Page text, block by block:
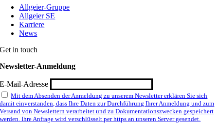
Allgeier-Gruppe
Allgeier SE
Karriere
News
Get in touch
Newsletter-Anmeldung
E-Mail-Adresse
Mit dem Absenden der Anmeldung zu unserem Newsletter erklären Sie sich
damit einverstanden, dass Ihre Daten zur Durchführung Ihrer Anmeldung und zum
Versand von Newslettern verarbeitet und zu Dokumentationszwecken gespeichert
werden. Ihre Anfrage wird verschlüsselt per https an unseren Server gesendet.